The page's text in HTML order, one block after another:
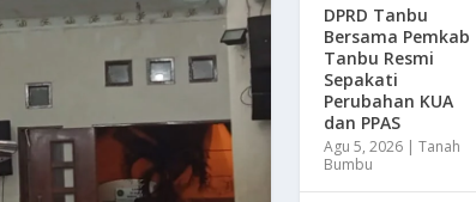
DPRD Tanbu
Bersama Pemkab
Tanbu Resmi
Sepakati
Perubahan KUA
dan PPAS
Agu 5, 2026| Tanah
Bumbu